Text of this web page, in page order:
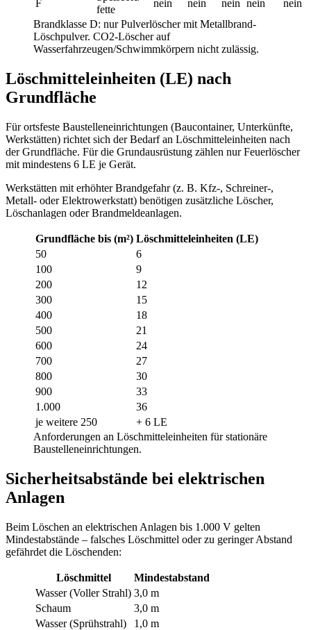
F
fette
nein nein nein nein
nein
Brandklasse D: nur Pulverlöscher mit Metallbrand-
Löschpulver. CO2-Löscher auf
Wasserfahrzeugen/Schwimmkörpern nicht zulässig.
Löschmitteleinheiten (LE) nach
Grundfläche
Für ortsfeste Baustelleneinrichtungen (Baucontainer, Unterkünfte,
Werkstätten) richtet sich der Bedarf an Löschmitteleinheiten nach
der Grundfläche. Für die Grundausrüstung zählen nur Feuerlöscher
mit mindestens 6 LE je Gerät.
Werkstätten mit erhöhter Brandgefahr (z. B. Kfz-, Schreiner-,
Metall- oder Elektrowerkstatt) benötigen zusätzliche Löscher,
Löschanlagen oder Brandmeldeanlagen.
Grundfläche bis (m²) Löschmitteleinheiten (LE)
50
6
100
9
200
12
300
15
400
18
500
21
600
24
700
27
800
30
900
33
1.000
36
je weitere 250
+ 6 LE
Anforderungen an Löschmitteleinheiten für stationäre
Baustelleneinrichtungen.
Sicherheitsabstände bei elektrischen
Anlagen
Beim Löschen an elektrischen Anlagen bis 1.000 V gelten
Mindestabstände – falsches Löschmittel oder zu geringer Abstand
gefährdet die Löschenden:
Löschmittel
Mindestabstand
Wasser (Voller Strahl) 3,0 m
Schaum
3,0 m
Wasser (Sprühstrahl)
1,0 m